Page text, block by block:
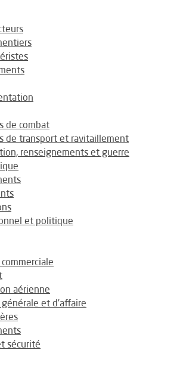
de combat
de transport et ravitaillement
renseignements et guerre
et politique
aérienne
et d’affaire
sécurité